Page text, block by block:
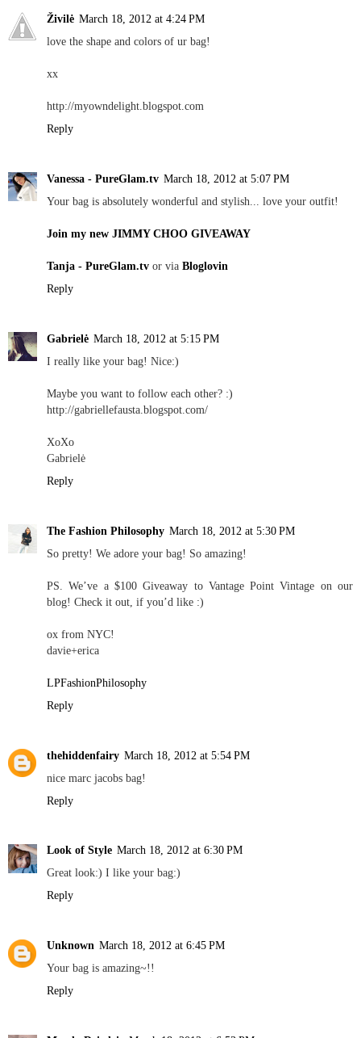
Živilė March 18, 2012 at 4:24 PM
love the shape and colors of ur bag!
xx
http://myowndelight.blogspot.com
Reply
Vanessa - PureGlam.tv March 18, 2012 at 5:07 PM
Your bag is absolutely wonderful and stylish... love your outfit!
Join my new JIMMY CHOO GIVEAWAY
Tanja - PureGlam.tv or via Bloglovin
Reply
Gabrielė March 18, 2012 at 5:15 PM
I really like your bag! Nice:)
Maybe you want to follow each other? :)
http://gabriellefausta.blogspot.com/
XoXo
Gabrielė
Reply
The Fashion Philosophy March 18, 2012 at 5:30 PM
So pretty! We adore your bag! So amazing!
PS. We’ve a $100 Giveaway to Vantage Point Vintage on our
blog! Check it out, if you’d like :)
ox from NYC!
davie+erica
LPFashionPhilosophy
Reply
thehiddenfairy March 18, 2012 at 5:54 PM
nice marc jacobs bag!
Reply
Look of Style March 18, 2012 at 6:30 PM
Great look:) I like your bag:)
Reply
Unknown March 18, 2012 at 6:45 PM
Your bag is amazing~!!
Reply